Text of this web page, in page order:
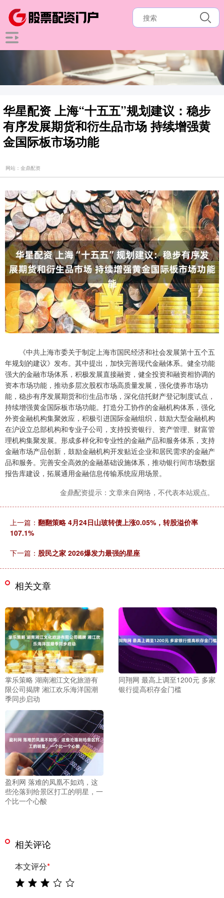
华星配资 上海“十五五”规划建议：稳步
有序发展期货和衍生品市场 持续增强黄
金国际板市场功能
网站：金鼎配资
《中共上海市委关于制定上海市国民经济和社会发展第十五个五
年规划的建议》发布。其中提出，加快完善现代金融体系。健全功能
强大的金融市场体系，积极发展直接融资，健全投资和融资相协调的
资本市场功能，推动多层次股权市场高质量发展，强化债券市场功
能，稳步有序发展期货和衍生品市场，深化信托财产登记制度试点，
持续增强黄金国际板市场功能。打造分工协作的金融机构体系，强化
外资金融机构集聚效应，积极引进国际金融组织，鼓励大型金融机构
在沪设立总部机构和专业子公司，支持投资银行、资产管理、财富管
理机构集聚发展。形成多样化和专业性的金融产品和服务体系，支持
金融市场产品创新，鼓励金融机构开发贴近企业和居民需求的金融产
品和服务。完善安全高效的金融基础设施体系，推动银行间市场数据
报告库建设，拓展通用金融信息传输系统应用场景。
金鼎配资提示：文章来自网络，不代表本站观点。
上一篇： 翻翻策略 4月24日山玻转债上涨0.05%，转股溢价率
107.1%
下一篇： 股民之家 2026爆发力最强的星座
相关文章
掌乐策略 湖南湘江文化旅游有
限公司揭牌 湘江欢乐海洋国潮
季同步启动
同翔网 最高上调至1200元 多家
银行提高积存金门槛
盈利网 落难的凤凰不如鸡，这
些沦落到给景区打工的明星，一
个比一个心酸
相关评论
本文评分*